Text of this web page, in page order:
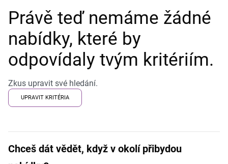
Právě teď nemáme žádné
nabídky, které by
odpovídaly tvým kritériím.
Zkus upravit své hledání.
UPRAVIT KRITÉRIA
Chceš dát vědět, když v okolí přibydou